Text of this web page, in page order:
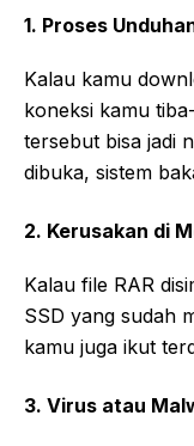
1. Proses
Kalau kamu
koneksi kamu
tersebut bisa jadi
dibuka, sistem
2. Kerusakan di
Kalau file RAR
SSD yang sudah
kamu juga ikut
3. Virus atau